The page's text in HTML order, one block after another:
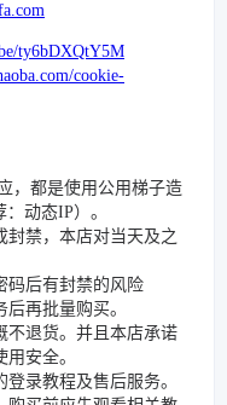
ty6bDXQtY5M
cookie-
，都是使用公用梯子造
动态IP）。
封禁，本店对当天及之
码后有封禁的风险
再批量购买。
不退货。并且本店承诺
安全。
录教程及售后服务。